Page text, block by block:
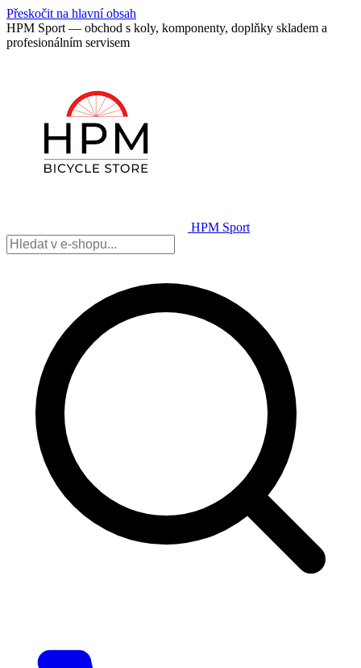
Přeskočit na hlavní obsah
HPM Sport — obchod s koly, komponenty, doplňky skladem a
profesionálním servisem
HPM Sport